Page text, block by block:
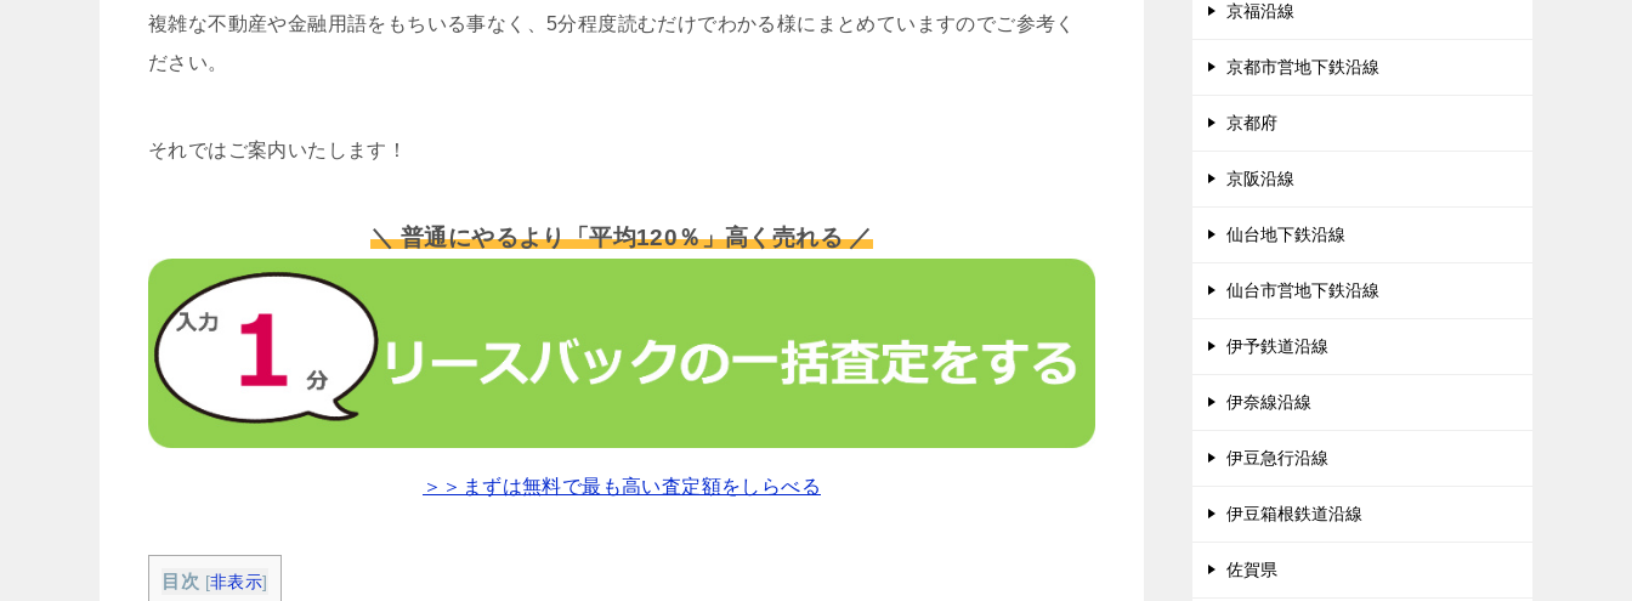
複雑な不動産や金融用語をもちいる事なく、5分程度読むだけでわかる様にまとめていますのでご参考く
ださい。
それではご案内いたします！
＼ 普通にやるより「平均120％」高く売れる ／
＞＞まずは無料で最も高い査定額をしらべる
目次 [非表示]
京福沿線
京都市営地下鉄沿線
京都府
京阪沿線
仙台地下鉄沿線
仙台市営地下鉄沿線
伊予鉄道沿線
伊奈線沿線
伊豆急行沿線
伊豆箱根鉄道沿線
佐賀県